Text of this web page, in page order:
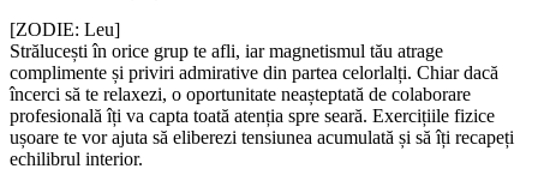
[ZODIE: Leu]
Strălucești în orice grup te afli, iar magnetismul tău atrage
complimente și priviri admirative din partea celorlalți. Chiar dacă
încerci să te relaxezi, o oportunitate neașteptată de colaborare
profesională îți va capta toată atenția spre seară. Exercițiile fizice
ușoare te vor ajuta să eliberezi tensiunea acumulată și să îți recapeți
echilibrul interior.